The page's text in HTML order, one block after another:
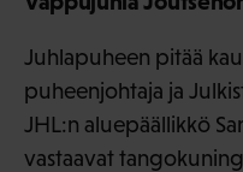
Juhlapuheen pitää
puheenjohtaja ja
JHL:n aluepäällikkö
vastaavat